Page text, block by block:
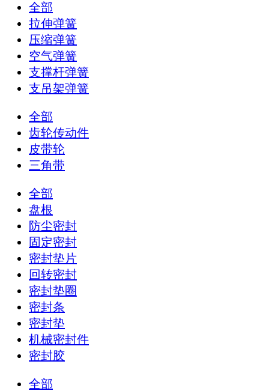
全部
拉伸弹簧
压缩弹簧
空气弹簧
支撑杆弹簧
支吊架弹簧
全部
齿轮传动件
皮带轮
三角带
全部
盘根
防尘密封
固定密封
密封垫片
回转密封
密封垫圈
密封条
密封垫
机械密封件
密封胶
全部